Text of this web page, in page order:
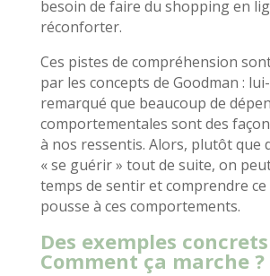
besoin de faire du shopping en
réconforter.
Ces pistes de compréhension
par les concepts de Goodman :
remarqué que beaucoup de
comportementales sont des
à nos ressentis. Alors, plutôt que
« se guérir » tout de suite, on
temps de sentir et comprendre
pousse à ces comportements.
Des exemples
Comment ça marche ?